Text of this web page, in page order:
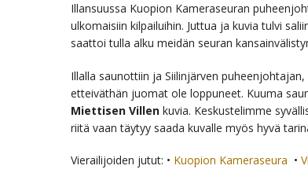
Illansuussa Kuopion Kameraseuran
ulkomaisiin kilpailuihin. Juttua ja kuvia tulvi
saattoi tulla alku meidän seuran
Illalla saunottiin ja Siilinjärven puheenjohtajan,
etteiväthän juomat ole loppuneet. Kuuma
Miettisen Villen kuvia. Keskustelimme
riitä vaan täytyy saada kuvalle myös hyvä
Vierailijoiden jutut: • Kuopion Kameraseura •